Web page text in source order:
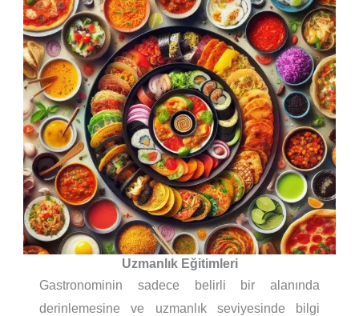
Uzmanlık Eğitimleri
Gastronominin sadece belirli bir alanında
derinlemesine ve uzmanlık seviyesinde bilgi